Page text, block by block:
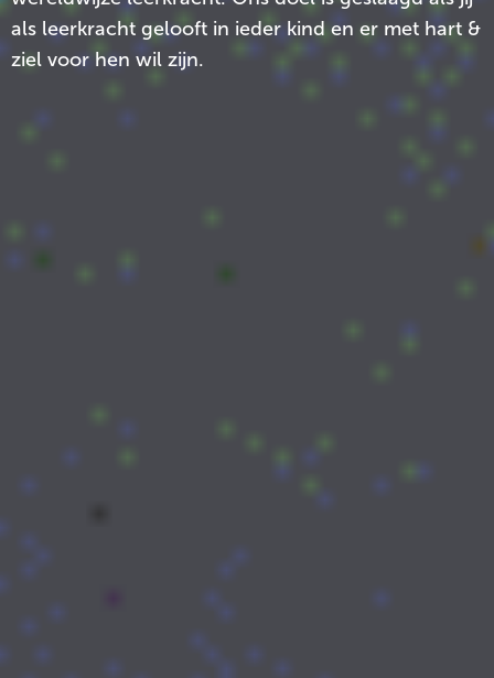
als leerkracht gelooft in ieder kind en er met hart &
ziel voor hen wil zijn.